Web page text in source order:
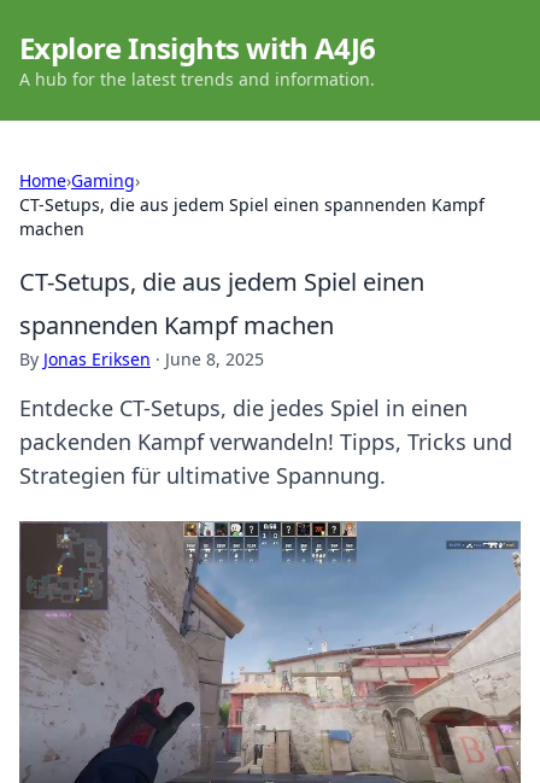
Explore Insights with A4J6
A hub for the latest trends and information.
Home›Gaming›
CT-Setups, die aus jedem Spiel einen spannenden Kampf
machen
CT-Setups, die aus jedem Spiel einen
spannenden Kampf machen
By Jonas Eriksen · June 8, 2025
Entdecke CT-Setups, die jedes Spiel in einen
packenden Kampf verwandeln! Tipps, Tricks und
Strategien für ultimative Spannung.